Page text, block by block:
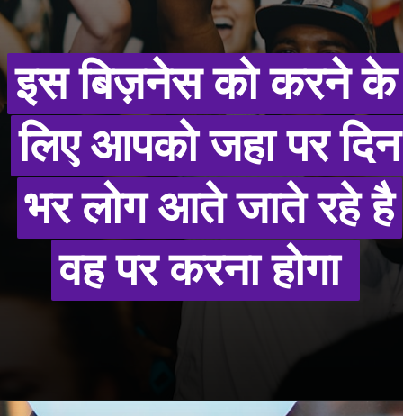
इस बिज़नेस को करने के
लिए आपको जहा पर दिन
भर लोग आते जाते रहे है
वह पर करना होगा
इस बिज़नेस को करने के
लिए आपको जहा पर दिन
भर लोग आते जाते रहे है
वह पर करना होगा